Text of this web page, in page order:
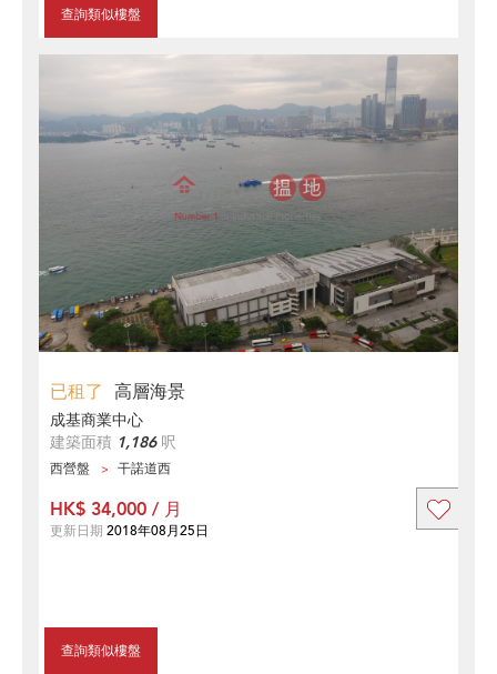
查詢類似樓盤
已租了 高層海景
成基商業中心
建築面積 1,186呎
西營盤 干諾道西
查詢類似樓盤
HK$ 34,000 / 月
更新日期 2018年08月25日